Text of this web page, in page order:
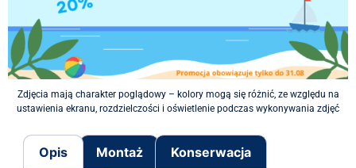
Zdjęcia mają charakter poglądowy – kolory mogą się różnić, ze względu na
ustawienia ekranu, rozdzielczości i oświetlenie podczas wykonywania zdjęć
Opis Montaż Konserwacja